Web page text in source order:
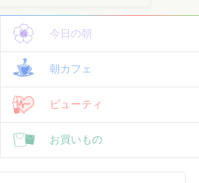
今日の朝
朝カフェ
ビューティ
お買いもの